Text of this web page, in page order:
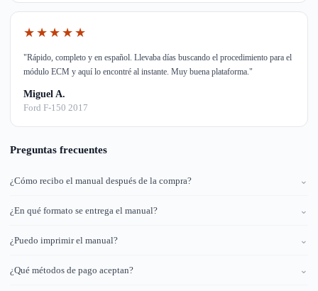
★★★★★
"Rápido, completo y en español. Llevaba días buscando el procedimiento para el
módulo ECM y aquí lo encontré al instante. Muy buena plataforma."
Miguel A.
Ford F-150 2017
Preguntas frecuentes
¿Cómo recibo el manual después de la compra? ⌄
¿En qué formato se entrega el manual? ⌄
¿Puedo imprimir el manual? ⌄
¿Qué métodos de pago aceptan? ⌄